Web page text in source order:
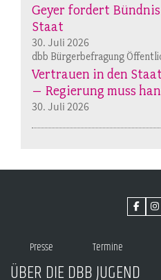
Geyer fordert
Staat
30. Juli 2026
dbb Bürgerbefragung
Vertrauen in den
– Regierung muss
30. Juli 2026
Presse Termine
ÜBER DIE DBB JUGEND